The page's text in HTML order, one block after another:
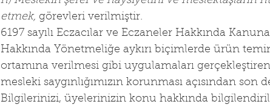
etmek, görevleri verilmiştir.
6197 sayılı Eczacılar ve Eczaneler Hakkında
Hakkında Yönetmeliğe aykırı biçimlerde ürün
ortamına verilmesi gibi uygulamaları
mesleki saygınlığımızın korunması açısından son
Bilgilerinizi, üyelerinizin konu hakkında